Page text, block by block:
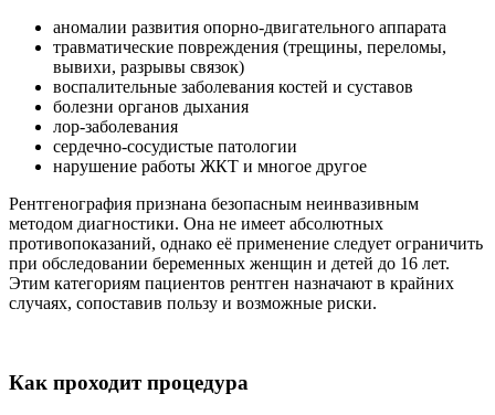
аномалии развития опорно-двигательного аппарата
травматические повреждения (трещины, переломы,
вывихи, разрывы связок)
воспалительные заболевания костей и суставов
болезни органов дыхания
лор-заболевания
сердечно-сосудистые патологии
нарушение работы ЖКТ и многое другое
Рентгенография признана безопасным неинвазивным
методом диагностики. Она не имеет абсолютных
противопоказаний, однако её применение следует ограничить
при обследовании беременных женщин и детей до 16 лет.
Этим категориям пациентов рентген назначают в крайних
случаях, сопоставив пользу и возможные риски.
Как проходит процедура